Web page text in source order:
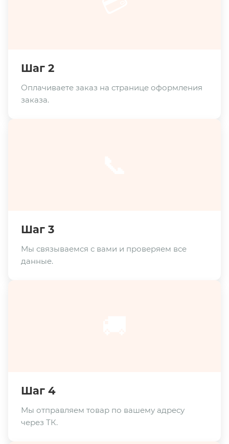
Шаг 2
Оплачиваете заказ на странице оформления
заказа.
Шаг 3
Мы связываемся с вами и проверяем все
данные.
Шаг 4
Мы отправляем товар по вашему адресу
через ТК.